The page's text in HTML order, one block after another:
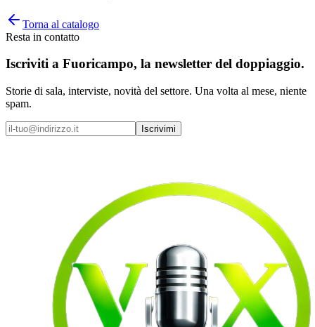
Torna al catalogo
Resta in contatto
Iscriviti a Fuoricampo, la newsletter del doppiaggio.
Storie di sala, interviste, novità del settore. Una volta al mese, niente
spam.
Iscrivimi